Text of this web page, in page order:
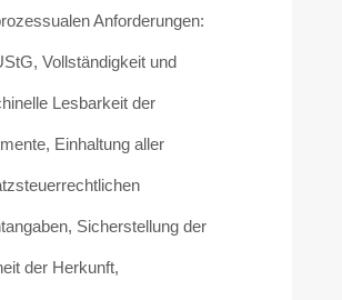
Anforderungen:
Vollständigkeit und
Lesbarkeit der
Einhaltung aller
Sicherstellung der
der Herkunft,